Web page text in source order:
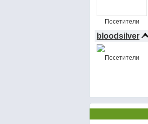
Посетители
bloodsilver
Посетители